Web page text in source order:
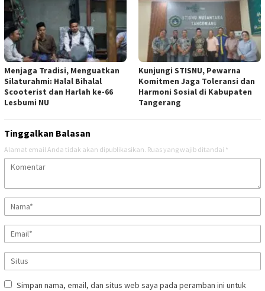
Menjaga Tradisi, Menguatkan
Silaturahmi: Halal Bihalal
Scooterist dan Harlah ke-66
Lesbumi NU
Kunjungi STISNU, Pewarna
Komitmen Jaga Toleransi dan
Harmoni Sosial di Kabupaten
Tangerang
Tinggalkan Balasan
Alamat email Anda tidak akan dipublikasikan. Ruas yang wajib ditandai *
Simpan nama, email, dan situs web saya pada peramban ini untuk